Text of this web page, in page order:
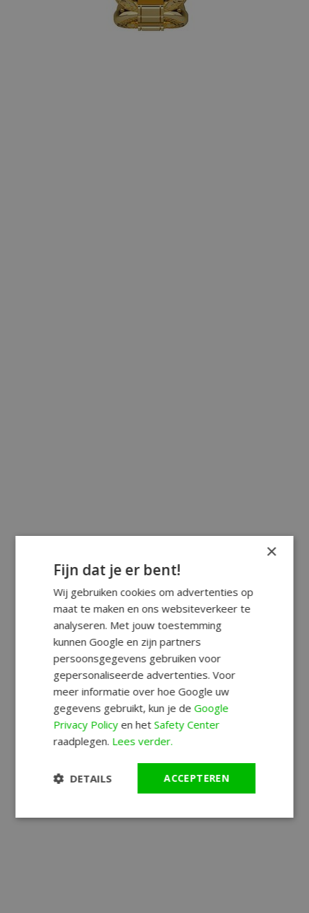
×
Fijn dat je er bent!
Wij gebruiken cookies om advertenties op
maat te maken en ons websiteverkeer te
analyseren. Met jouw toestemming
kunnen Google en zijn partners
persoonsgegevens gebruiken voor
gepersonaliseerde advertenties. Voor
meer informatie over hoe Google uw
gegevens gebruikt, kun je deGoogle
Privacy Policyen hetSafety Center
raadplegen. Lees verder.
ACCEPTEREN
DETAILS